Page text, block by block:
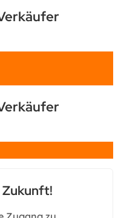
Zukunft!